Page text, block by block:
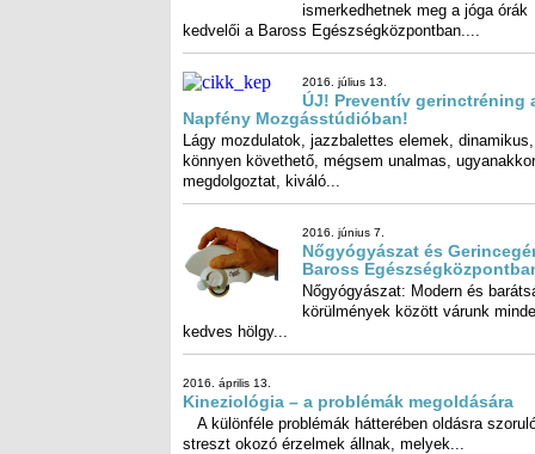
kedvelői a Baross Egészségközpontban....
2016. július 13.
ÚJ! Preventív gerinctréning
Napfény Mozgásstúdióban!
Lágy mozdulatok, jazzbalettes elemek, dinamikus,
könnyen követhető, mégsem unalmas, ugyanakkor jól
megdolgoztat, kiváló...
2016. június 7.
Nőgyógyászat és
Baross
Nőgyógyászat: Modern és
körülmények között várunk
kedves hölgy...
2016. április 13.
Kineziológia – a problémák megoldására
A különféle problémák hátterében oldásra
streszt okozó érzelmek állnak, melyek...